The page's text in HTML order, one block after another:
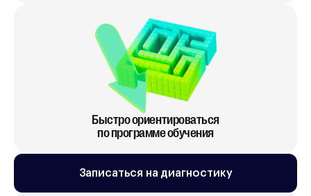
Быстро ориентироваться
по программе обучения
Записаться на диагностику